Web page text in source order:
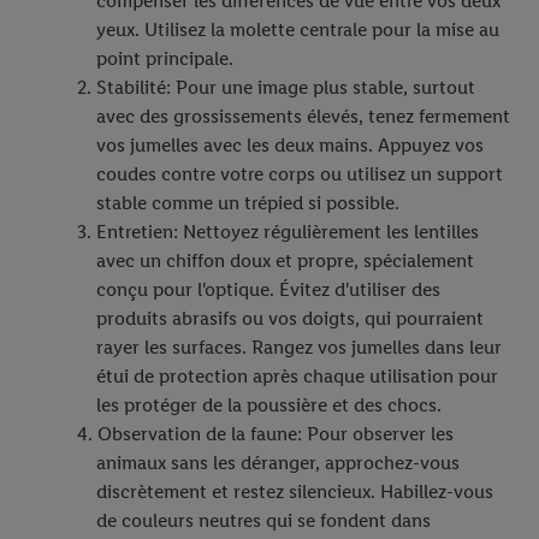
yeux. Utilisez la molette centrale pour la mise au
point principale.
Stabilité: Pour une image plus stable, surtout
avec des grossissements élevés, tenez fermement
vos jumelles avec les deux mains. Appuyez vos
coudes contre votre corps ou utilisez un support
stable comme un trépied si possible.
Entretien: Nettoyez régulièrement les lentilles
avec un chiffon doux et propre, spécialement
conçu pour l'optique. Évitez d'utiliser des
produits abrasifs ou vos doigts, qui pourraient
rayer les surfaces. Rangez vos jumelles dans leur
étui de protection après chaque utilisation pour
les protéger de la poussière et des chocs.
Observation de la faune: Pour observer les
animaux sans les déranger, approchez-vous
discrètement et restez silencieux. Habillez-vous
de couleurs neutres qui se fondent dans
pour l’avenir dans notredéclaration relative à la protection des
. Vous trouverez les impressions ici.